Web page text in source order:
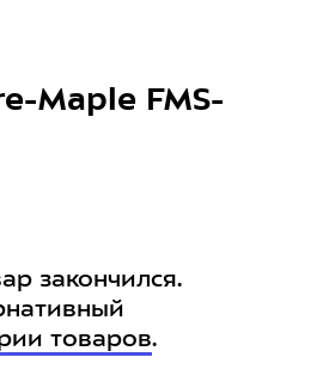
Maple FMS-
закончился.
товаров.